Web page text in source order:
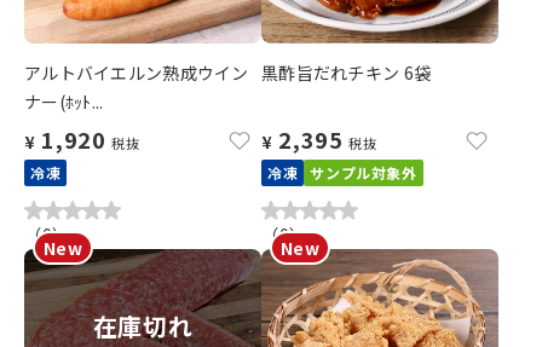
アルトバイエルン熟成ウイン
ナー(ﾎｯﾄ...
¥ 1,920 税抜
冷凍
（0）
黒酢旨だれチキン 6袋
¥ 2,395 税抜
冷凍 サンプル対象外
（0）
在庫切れ